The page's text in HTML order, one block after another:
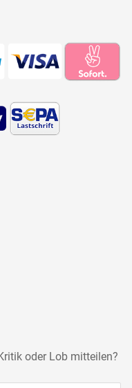
oder Lob mitteilen?